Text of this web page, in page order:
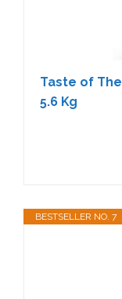
Taste of
5.6 Kg
BESTSELLER NO. 7